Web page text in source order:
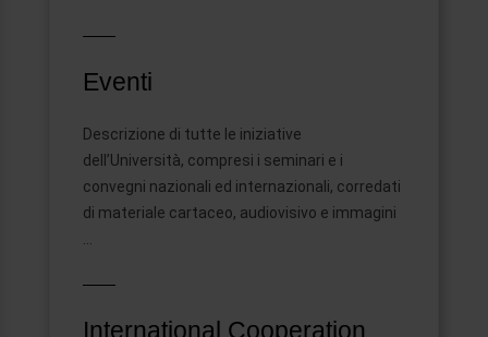
Eventi
Descrizione di tutte le iniziative
dell’Università, compresi i seminari e i
convegni nazionali ed internazionali, corredati
di materiale cartaceo, audiovisivo e immagini
International Cooperation